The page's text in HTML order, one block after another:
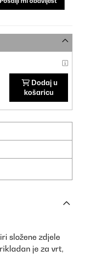
Dodaj u
košaricu
složene zdjele
je za vrt,